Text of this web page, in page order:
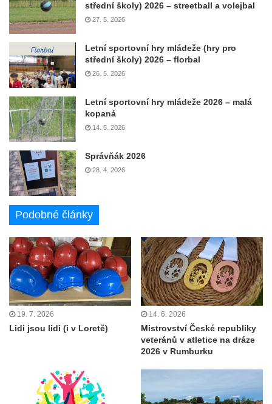
střední školy) 2026 – streetball a volejbal
27. 5. 2026
Letní sportovní hry mládeže (hry pro
střední školy) 2026 – florbal
26. 5. 2026
Letní sportovní hry mládeže 2026 – malá
kopaná
14. 5. 2026
Správňák 2026
28. 4. 2026
Podobné články
19. 7. 2026
Lidi jsou lidi (i v Loretě)
14. 6. 2026
Mistrovství České republiky
veteránů v atletice na dráze
2026 v Rumburku